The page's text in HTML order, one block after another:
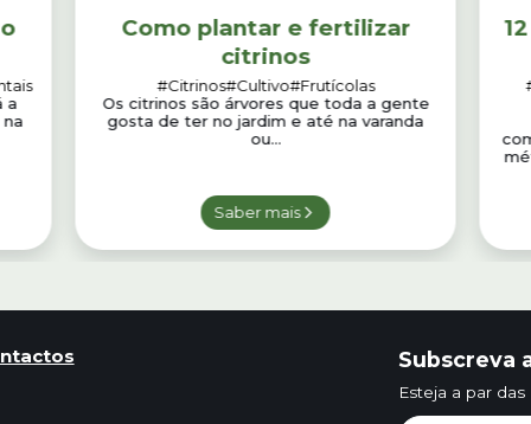
a
Como plantar e fertilizar
citrinos
#Citrinos#Cultivo#Frutícolas
Os citrinos são árvores que toda a gente
gosta de ter no jardim e até na varanda
ou...
Saber mais
Subscreva
Esteja a par